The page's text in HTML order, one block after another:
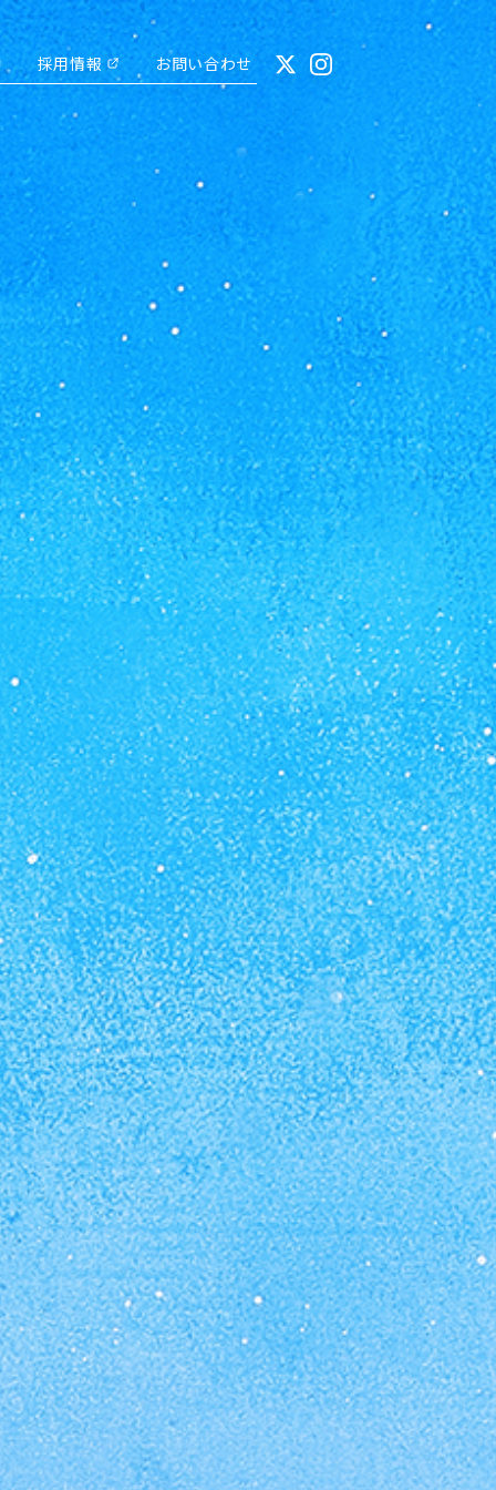
採用情報 お問い合わせ